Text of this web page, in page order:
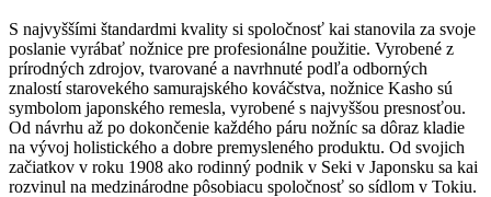
S najvyššími štandardmi kvality si spoločnosť kai stanovila za svoje
poslanie vyrábať nožnice pre profesionálne použitie. Vyrobené z
prírodných zdrojov, tvarované a navrhnuté podľa odborných
znalostí starovekého samurajského kováčstva, nožnice Kasho sú
symbolom japonského remesla, vyrobené s najvyššou presnosťou.
Od návrhu až po dokončenie každého páru nožníc sa dôraz kladie
na vývoj holistického a dobre premysleného produktu. Od svojich
začiatkov v roku 1908 ako rodinný podnik v Seki v Japonsku sa kai
rozvinul na medzinárodne pôsobiacu spoločnosť so sídlom v Tokiu.